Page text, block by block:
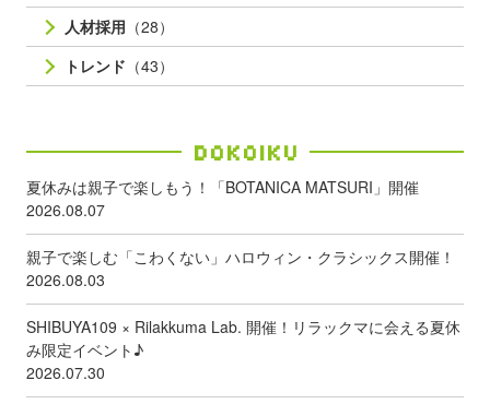
人材採用 （28）
トレンド （43）
Dokoiku
夏休みは親子で楽しもう！「BOTANICA MATSURI」開催
2026.08.07
親子で楽しむ「こわくない」ハロウィン・クラシックス開催！
2026.08.03
SHIBUYA109 × Rilakkuma Lab. 開催！リラックマに会える夏休
み限定イベント♪
2026.07.30